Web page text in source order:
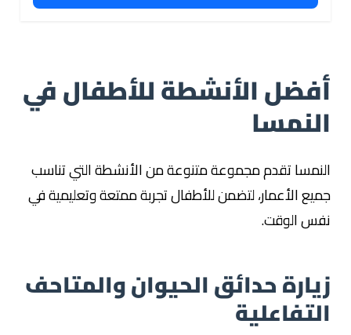
أفضل الأنشطة للأطفال في
النمسا
النمسا تقدم مجموعة متنوعة من الأنشطة التي تناسب
جميع الأعمار، لتضمن للأطفال تجربة ممتعة وتعليمية في
نفس الوقت.
زيارة حدائق الحيوان والمتاحف
التفاعلية